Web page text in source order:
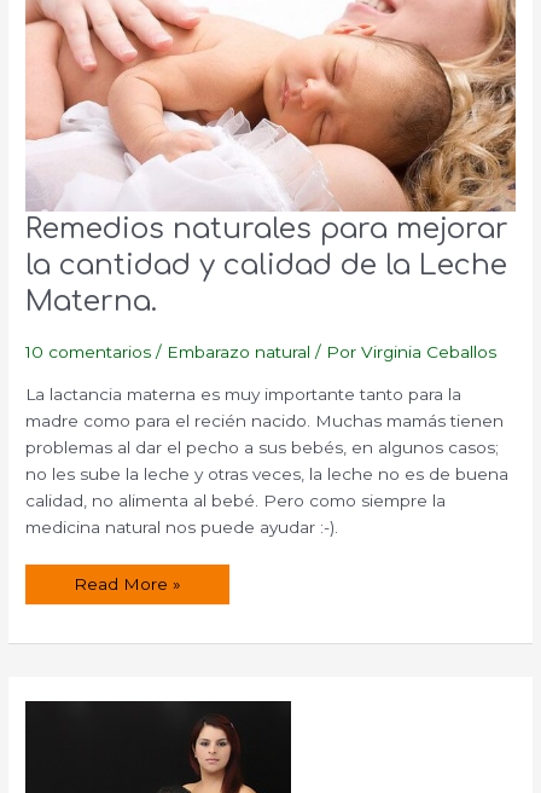
Remedios naturales para mejorar
la cantidad y calidad de la Leche
Materna.
10 comentarios / Embarazo natural / PorVirginia Ceballos
La lactancia materna es muy importante tanto para la
madre como para el recién nacido. Muchas mamás tienen
problemas al dar el pecho a sus bebés, en algunos casos;
no les sube la leche y otras veces, la leche no es de buena
calidad, no alimenta al bebé. Pero como siempre la
medicina natural nos puede ayudar :-).
Remedios
la
Read More »